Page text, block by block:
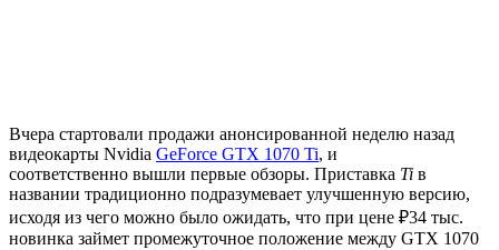
Вчера стартовали продажи анонсированной неделю назад
видеокарты Nvidia GeForce GTX 1070 Ti, и
соответственно вышли первые обзоры. Приставка Ti в
названии традиционно подразумевает улучшенную версию,
исходя из чего можно было ожидать, что при цене ₽34 тыс.
новинка займет промежуточное положение между GTX 1070